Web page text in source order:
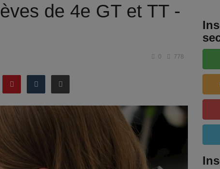
de 4e GT et TT -
0 778